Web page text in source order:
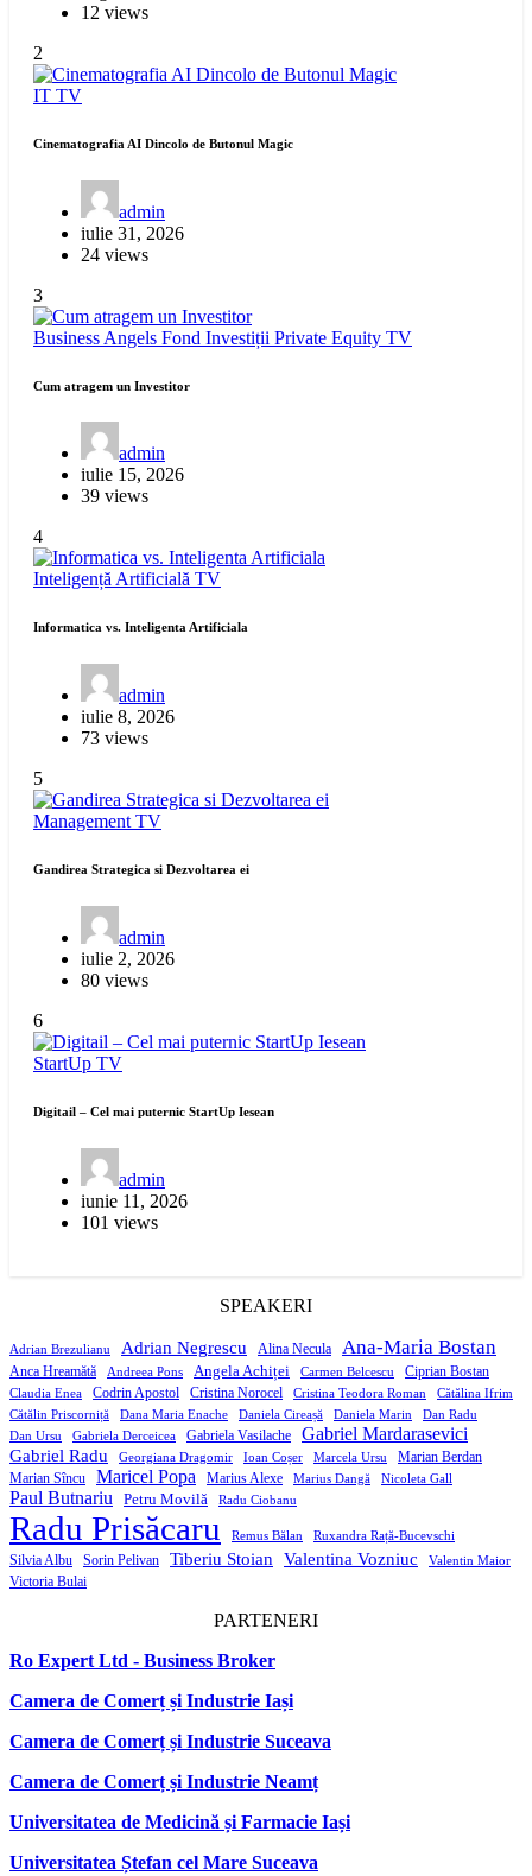
12 views
2
IT TV
Cinematografia AI Dincolo de Butonul Magic
admin
iulie 31, 2026
24 views
3
Business Angels Fond Investiții Private Equity TV
Cum atragem un Investitor
admin
iulie 15, 2026
39 views
4
Inteligență Artificială TV
Informatica vs. Inteligenta Artificiala
admin
iulie 8, 2026
73 views
5
ManagementTV
Gandirea Strategica si Dezvoltarea ei
admin
iulie 2, 2026
80 views
6
StartUp TV
Digitail – Cel mai puternic StartUp Iesean
admin
iunie 11, 2026
101 views
SPEAKERI
Adrian Brezulianu Adrian Negrescu Alina Necula Ana-Maria Bostan
Anca Hreamătă Andreea Pons Angela Achiței Carmen Belcescu Ciprian Bostan
Claudia Enea Codrin Apostol Cristina Norocel Cristina Teodora Roman
Cătălina Ifrim
Cătălin Priscorniță
Dana Maria Enache Daniela Cireașă Daniela Marin
Dan Radu
Dan Ursu
Gabriela Derceicea Gabriela Vasilache Gabriel Mardarasevici
Gabriel Radu Georgiana Dragomir Ioan Coșer Marcela Ursu
Marian Berdan
Marian Sîncu
Maricel Popa Marius Alexe Marius Dangă Nicoleta Gall
Paul Butnariu Petru Movilă Radu Ciobanu
Radu Prisăcaru Remus Bălan Ruxandra Rață-Bucevschi
Silvia Albu Sorin Pelivan Tiberiu Stoian Valentina Vozniuc Valentin Maior
Victoria Bulai
PARTENERI
Ro Expert Ltd - Business Broker
Camera de Comerț și Industrie Iași
Camera de Comerț și Industrie Suceava
Camera de Comerț și Industrie Neamț
Universitatea de Medicină și Farmacie Iași
Universitatea Ștefan cel Mare Suceava